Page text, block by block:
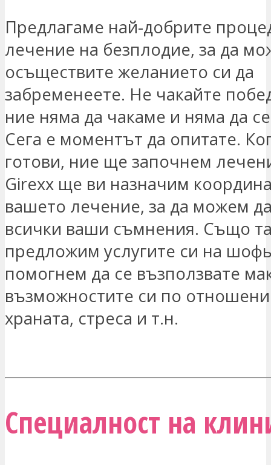
Предлагаме най-добрите
лечение на безплодие, за да
осъществите желанието си да
забременеете. Не чакайте
ние няма да чакаме и няма да
Сега е моментът да опитате.
готови, ние ще започнем
Girexx ще ви назначим
вашето лечение, за да можем
всички ваши съмнения. Също
предложим услугите си на
помогнем да се възползвате
възможностите си по
храната, стреса и т.н.
Специалност на